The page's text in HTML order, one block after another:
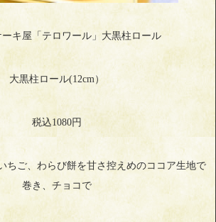
キ屋「テロワール」大黒柱ロール
大黒柱ロール(12cm）
税込1080円
ちご、わらび餅を甘さ控えめのココア生地で
巻き、チョコで